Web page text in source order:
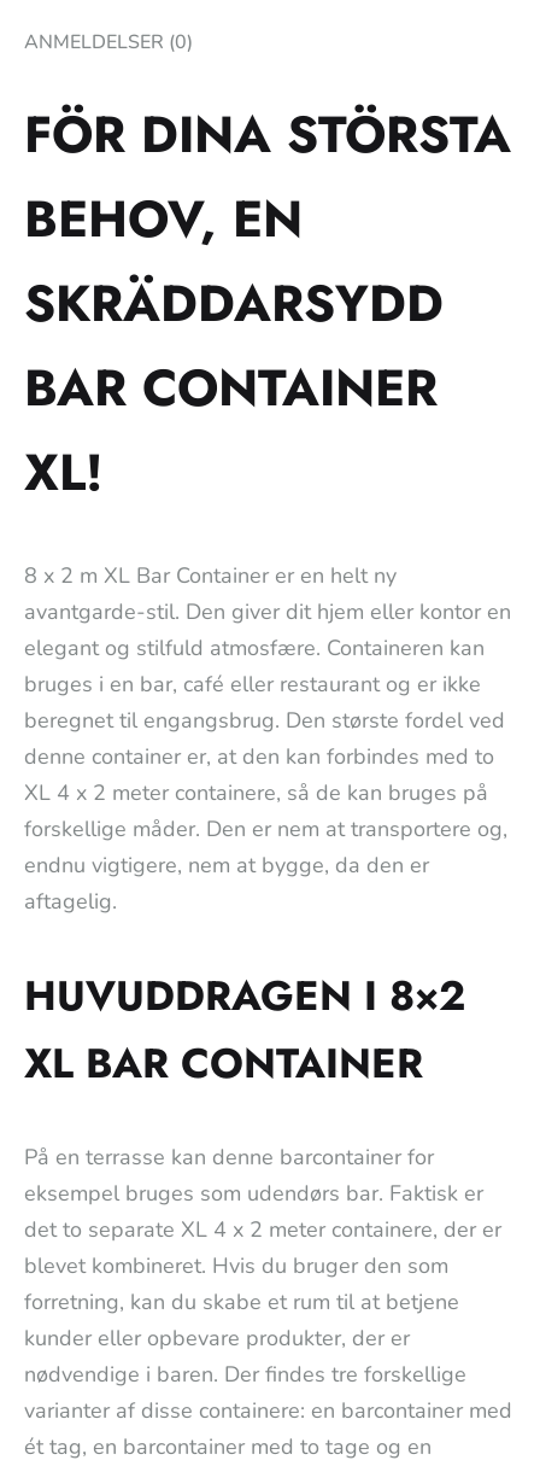
ANMELDELSER (0)
FÖR DINA STÖRSTA
BEHOV, EN
SKRÄDDARSYDD
BAR CONTAINER
XL!
8 x 2 m XL Bar Container er en helt ny
avantgarde-stil. Den giver dit hjem eller kontor en
elegant og stilfuld atmosfære. Containeren kan
bruges i en bar, café eller restaurant og er ikke
beregnet til engangsbrug. Den største fordel ved
denne container er, at den kan forbindes med to
XL 4 x 2 meter containere, så de kan bruges på
forskellige måder. Den er nem at transportere og,
endnu vigtigere, nem at bygge, da den er
aftagelig.
HUVUDDRAGEN I 8×2
XL BAR CONTAINER
På en terrasse kan denne barcontainer for
eksempel bruges som udendørs bar. Faktisk er
det to separate XL 4 x 2 meter containere, der er
blevet kombineret. Hvis du bruger den som
forretning, kan du skabe et rum til at betjene
kunder eller opbevare produkter, der er
nødvendige i baren. Der findes tre forskellige
varianter af disse containere: en barcontainer med
ét tag, en barcontainer med to tage og en